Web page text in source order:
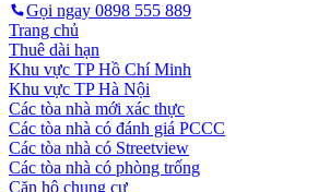
Gọi ngay 0898 555 889
Trang chủ
Thuê dài hạn
Khu vực TP Hồ Chí Minh
Khu vực TP Hà Nội
Các tòa nhà mới xác thực
Các tòa nhà có đánh giá PCCC
Các tòa nhà có Streetview
Các tòa nhà có phòng trống
Căn hộ chung cư